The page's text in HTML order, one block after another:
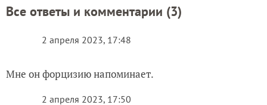
Все ответы и комментарии (3)
2 апреля 2023, 17:48
Мне он форцизию напоминает.
2 апреля 2023, 17:50